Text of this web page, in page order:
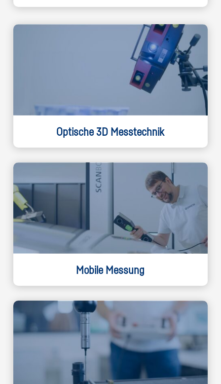
Optische 3D Messtechnik
Mobile Messung